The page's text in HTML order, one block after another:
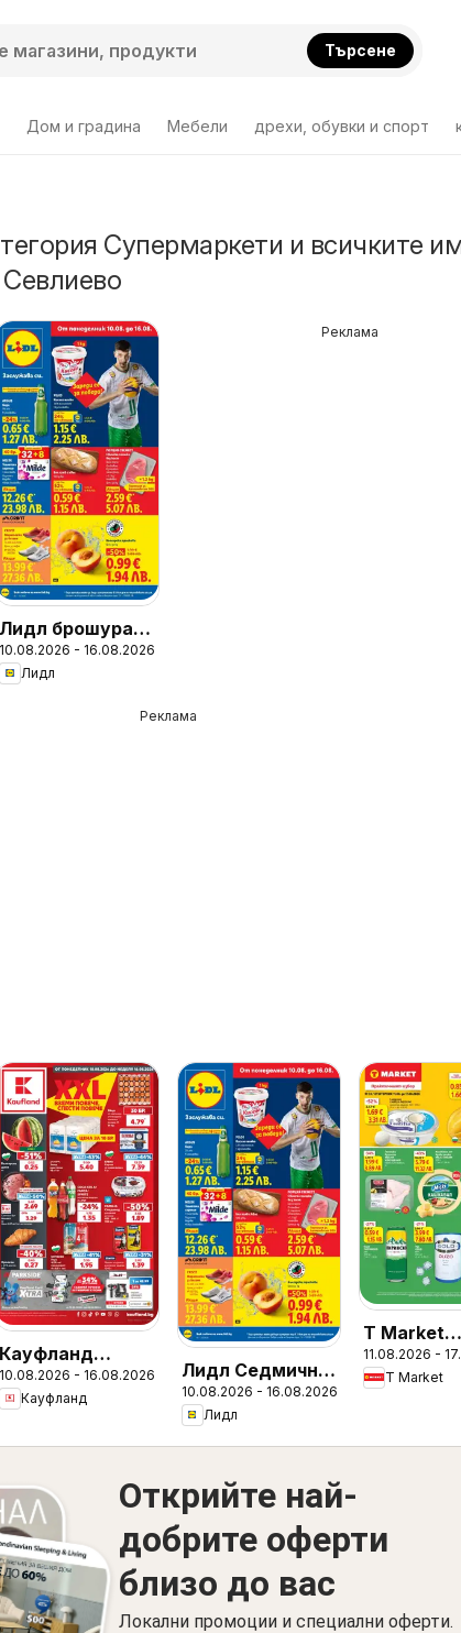
Търсене
Дом и градина Мебели дрехи, обувки и спорт
Супермаркети и всичките
Лидл брошура -
Вкусни моменти
край грила
10.08.2026 - 16.08.2026
Лидл
Реклама
Реклама
Кауфланд
Седмична
брошура
10.08.2026 - 16.08.2026
Кауфланд
Лидл Седмична
брошура
10.08.2026 - 16.08.2026
Лидл
T Market
Седмична
брошура
11.08.2026 -
T Market
Открийте най-
добрите оферти
близо до вас
Локални промоции и специални оферти.